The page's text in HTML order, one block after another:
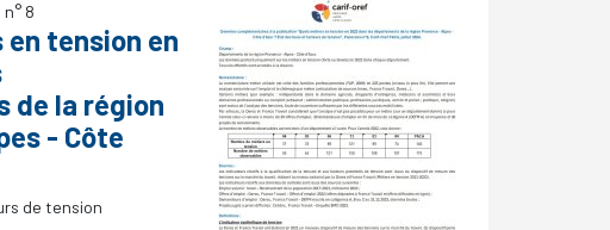
8
tension en
de la région
- Côte
de tension